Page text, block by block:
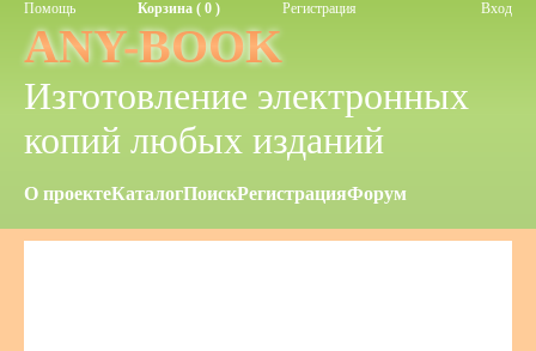
Помощь Корзина ( 0 ) Регистрация Вход
ANY-BOOK
Изготовление электронных
копий любых изданий
О проектеКаталогПоискРегистрацияФорум